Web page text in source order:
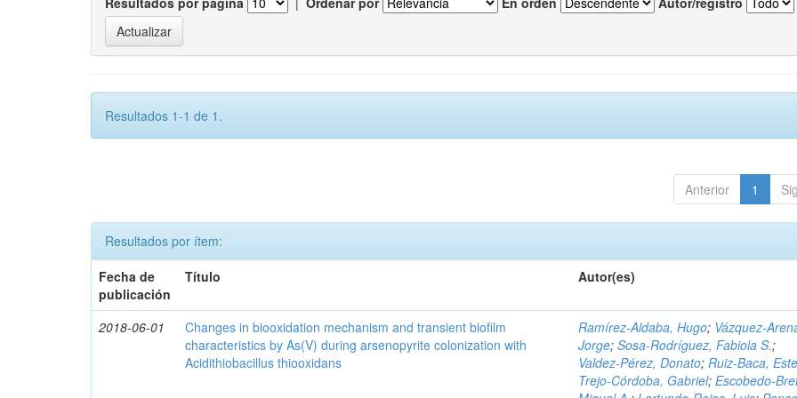
Resultados 1-1 de 1.
Anterior 1
Resultados por ítem:
Fecha de
publicación
Título Autor(es)
2018-06-01
Changes in biooxidation mechanism and transient biofilm
characteristics by As(V) during arsenopyrite colonization with
Acidithiobacillus thiooxidans
Ramírez‑Aldaba, Hugo;
Jorge;Sosa‑Rodríguez, Fabiola S.;
Valdez‑Pérez, Donato;Ruiz‑Baca,
Trejo‑Córdoba, Gabriel;